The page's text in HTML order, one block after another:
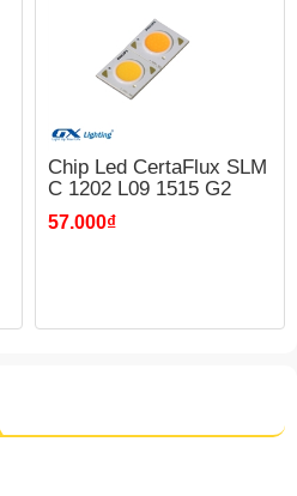
Chip Led CertaFlux SLM
C 1202 L09 1515 G2
57.000₫